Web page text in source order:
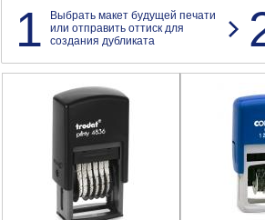
1
Выбрать макет будущей печати
или отправить оттиск для
создания дубликата